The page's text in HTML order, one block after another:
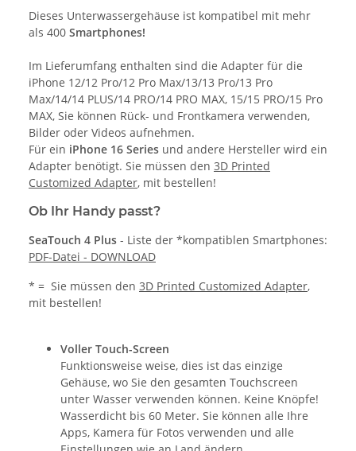
Dieses Unterwassergehäuse ist kompatibel mit mehr
als 400 Smartphones!
Im Lieferumfang enthalten sind die Adapter für die
iPhone 12/12 Pro/12 Pro Max/13/13 Pro/13 Pro
Max/14/14 PLUS/14 PRO/14 PRO MAX, 15/15 PRO/15 Pro
MAX, Sie können Rück- und Frontkamera verwenden,
Bilder oder Videos aufnehmen.
Für ein iPhone 16 Series und andere Hersteller wird ein
Adapter benötigt. Sie müssen den 3D Printed
Customized Adapter, mit bestellen!
Ob Ihr Handy passt?
SeaTouch 4 Plus - Liste der *kompatiblen Smartphones:
PDF-Datei - DOWNLOAD
* = Sie müssen den 3D Printed Customized Adapter,
mit bestellen!
Voller Touch-Screen
Funktionsweise weise, dies ist das einzige
Gehäuse, wo Sie den gesamten Touchscreen
unter Wasser verwenden können. Keine Knöpfe!
Wasserdicht bis 60 Meter. Sie können alle Ihre
Apps, Kamera für Fotos verwenden und alle